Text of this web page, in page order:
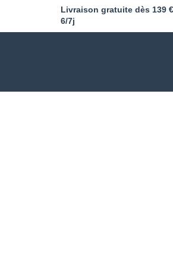
Livraison gratuite dès 139
6/7j